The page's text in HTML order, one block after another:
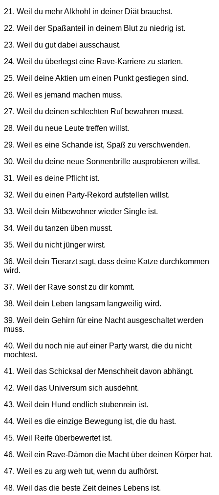
21. Weil du mehr Alkhohl in deiner Diät brauchst.
22. Weil der Spaßanteil in deinem Blut zu niedrig ist.
23. Weil du gut dabei ausschaust.
24. Weil du überlegst eine Rave-Karriere zu starten.
25. Weil deine Aktien um einen Punkt gestiegen sind.
26. Weil es jemand machen muss.
27. Weil du deinen schlechten Ruf bewahren musst.
28. Weil du neue Leute treffen willst.
29. Weil es eine Schande ist, Spaß zu verschwenden.
30. Weil du deine neue Sonnenbrille ausprobieren willst.
31. Weil es deine Pflicht ist.
32. Weil du einen Party-Rekord aufstellen willst.
33. Weil dein Mitbewohner wieder Single ist.
34. Weil du tanzen üben musst.
35. Weil du nicht jünger wirst.
36. Weil dein Tierarzt sagt, dass deine Katze durchkommen
wird.
37. Weil der Rave sonst zu dir kommt.
38. Weil dein Leben langsam langweilig wird.
39. Weil dein Gehirn für eine Nacht ausgeschaltet werden
muss.
40. Weil du noch nie auf einer Party warst, die du nicht
mochtest.
41. Weil das Schicksal der Menschheit davon abhängt.
42. Weil das Universum sich ausdehnt.
43. Weil dein Hund endlich stubenrein ist.
44. Weil es die einzige Bewegung ist, die du hast.
45. Weil Reife überbewertet ist.
46. Weil ein Rave-Dämon die Macht über deinen Körper hat.
47. Weil es zu arg weh tut, wenn du aufhörst.
48. Weil das die beste Zeit deines Lebens ist.